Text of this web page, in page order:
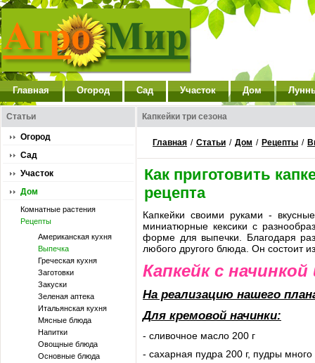
Главная Огород Сад Участок Дом
Статьи
Огород
Сад
Участок
Дом
Комнатные растения
Рецепты
Американская кухня
Выпечка
Греческая кухня
Заготовки
Закуски
Зеленая аптека
Итальянская кухня
Мясные блюда
Напитки
Овощные блюда
Основные блюда
Капкейки три сезона
Главная / Статьи / Дом / Рецепты /
Как приготовить
рецепта
Капкейки своими руками -
миниатюрные кексики с
форме для выпечки. Благодаря
любого другого блюда. Он состоит
Капкейк с
На реализацию нашего
Для кремовой начинки:
- сливочное масло 200 г
- сахарная пудра 200 г, пудры